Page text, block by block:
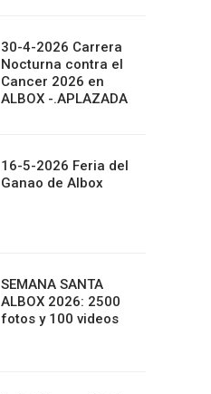
30-4-2026 Carrera
Nocturna contra el
Cancer 2026 en
ALBOX -.APLAZADA
16-5-2026 Feria del
Ganao de Albox
SEMANA SANTA
ALBOX 2026: 2500
fotos y 100 videos